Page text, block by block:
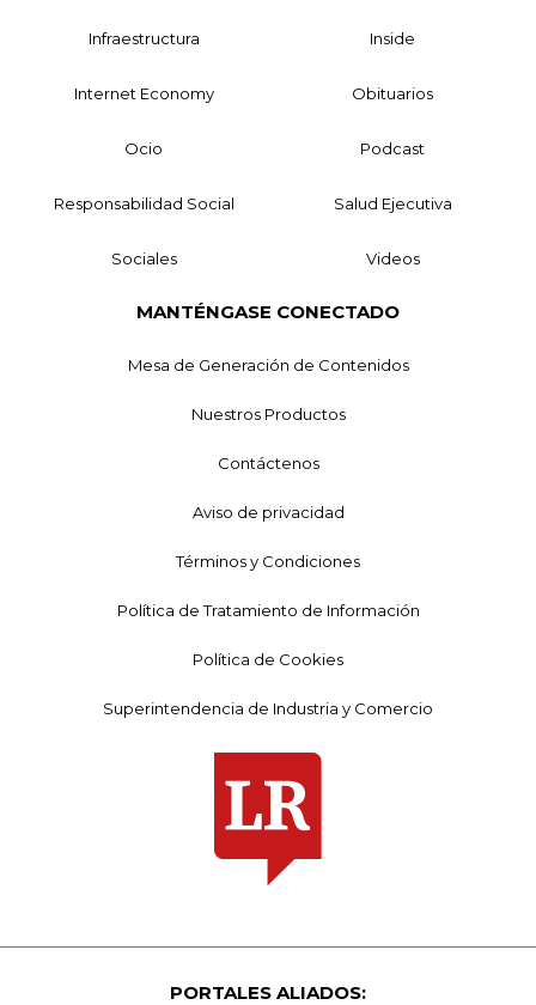
Infraestructura Inside
Internet Economy Obituarios
Ocio Podcast
Responsabilidad Social Salud Ejecutiva
Sociales Videos
MANTÉNGASE CONECTADO
Mesa de Generación de Contenidos
Nuestros Productos
Contáctenos
Aviso de privacidad
Términos y Condiciones
Política de Tratamiento de Información
Política de Cookies
Superintendencia de Industria y Comercio
PORTALES ALIADOS: